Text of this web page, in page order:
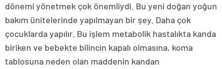
dönemi yönetmek çok önemliydi. Bu yeni doğan yoğun
bakım ünitelerinde yapılmayan bir şey. Daha çok
çocuklarda yapılır. Bu işlem metabolik hastalıkta kanda
biriken ve bebekte bilincin kapalı olmasına, koma
tablosuna neden olan maddenin kandan